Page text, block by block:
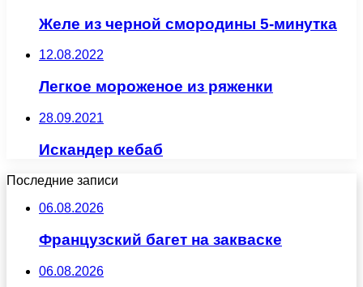
Желе из черной смородины 5-минутка
12.08.2022
Легкое мороженое из ряженки
28.09.2021
Искандер кебаб
Последние записи
06.08.2026
Французский багет на закваске
06.08.2026